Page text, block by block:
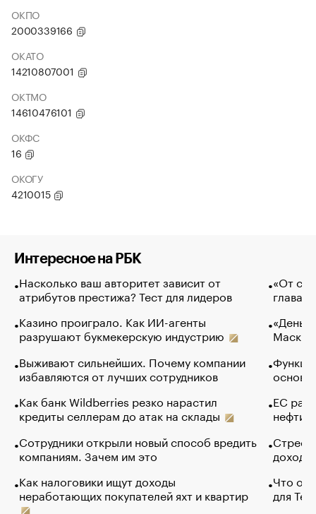
ОКПО
2000339166
ОКАТО
14210807001
ОКТМО
14610476101
ОКФС
16
ОКОГУ
4210015
Интересное на РБК
Насколько ваш авторитет зависит от
атрибутов престижа? Тест для лидеров
Казино проиграло. Как ИИ-агенты
разрушают букмекерскую индустрию
Выживают сильнейших. Почему компании
избавляются от лучших сотрудников
Как банк Wildberries резко нарастил
кредиты селлерам до атак на склады
Сотрудники открыли новый способ вредить
компаниям. Зачем им это
Как налоговики ищут доходы
неработающих покупателей яхт и квартир
«От
глава
Маск в
основ
ЕС
нефти
Что
для